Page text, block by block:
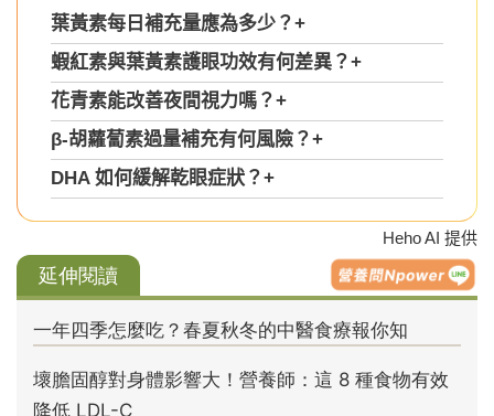
葉黃素每日補充量應為多少？+
蝦紅素與葉黃素護眼功效有何差異？+
花青素能改善夜間視力嗎？+
β-胡蘿蔔素過量補充有何風險？+
DHA 如何緩解乾眼症狀？+
Heho AI 提供